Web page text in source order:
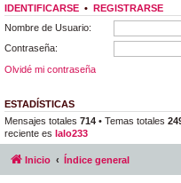
IDENTIFICARSE • REGISTRARSE
Nombre de Usuario:
Contraseña:
Olvidé mi contraseña
ESTADÍSTICAS
Mensajes totales 714 • Temas totales
reciente es lalo233
Inicio Índice general